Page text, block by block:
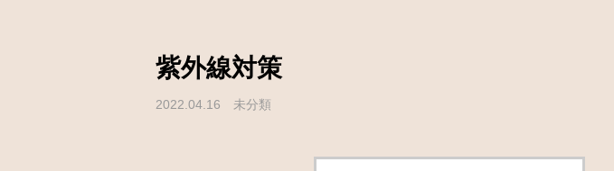
紫外線対策
2022.04.16 未分類